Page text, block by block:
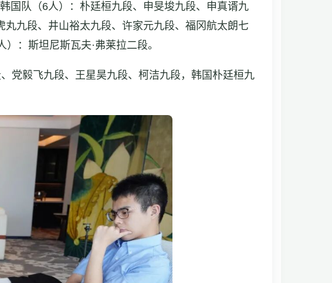
国队（6人）：朴廷桓九段、申旻埈九段、申真谞九
九段、井山裕太九段、许家元九段、福冈航太朗七
：斯坦尼斯瓦夫·弗莱拉二段。
党毅飞九段、王星昊九段、柯洁九段，韩国朴廷桓九